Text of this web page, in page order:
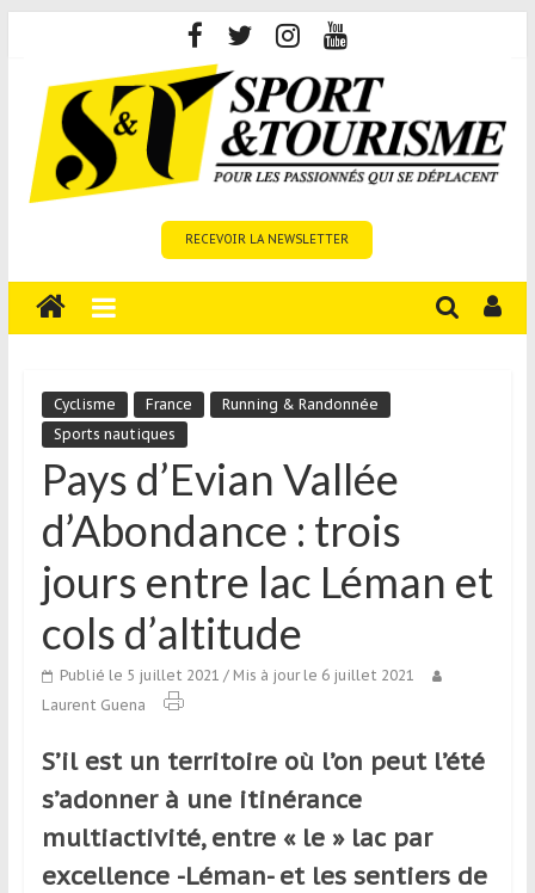
content
Tourisme
est
média
tourisme
sportif
qui
s’adresse
aux
voyageurs
ponctuels
pratiquants,
passionnés
ou
simples
spectateurs
RECEVOIR LA NEWSLETTER
Cyclisme France
Running & Randonnée
Sports nautiques
Pays d’Evian Vallée
d’Abondance : trois
jours entre lac Léman et
cols d’altitude
Publié le 5 juillet 2021 / Mis à jour le 6 juillet 2021
Laurent Guena
S’il est un territoire où l’on peut l’été
s’adonner à une itinérance
multiactivité, entre « le » lac par
excellence -Léman- et les sentiers de